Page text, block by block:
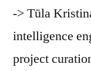
-> Tūla
intelligence
project